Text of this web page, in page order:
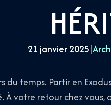
21 janvier 2025|
du temps. Partir en
votre retour chez vous,